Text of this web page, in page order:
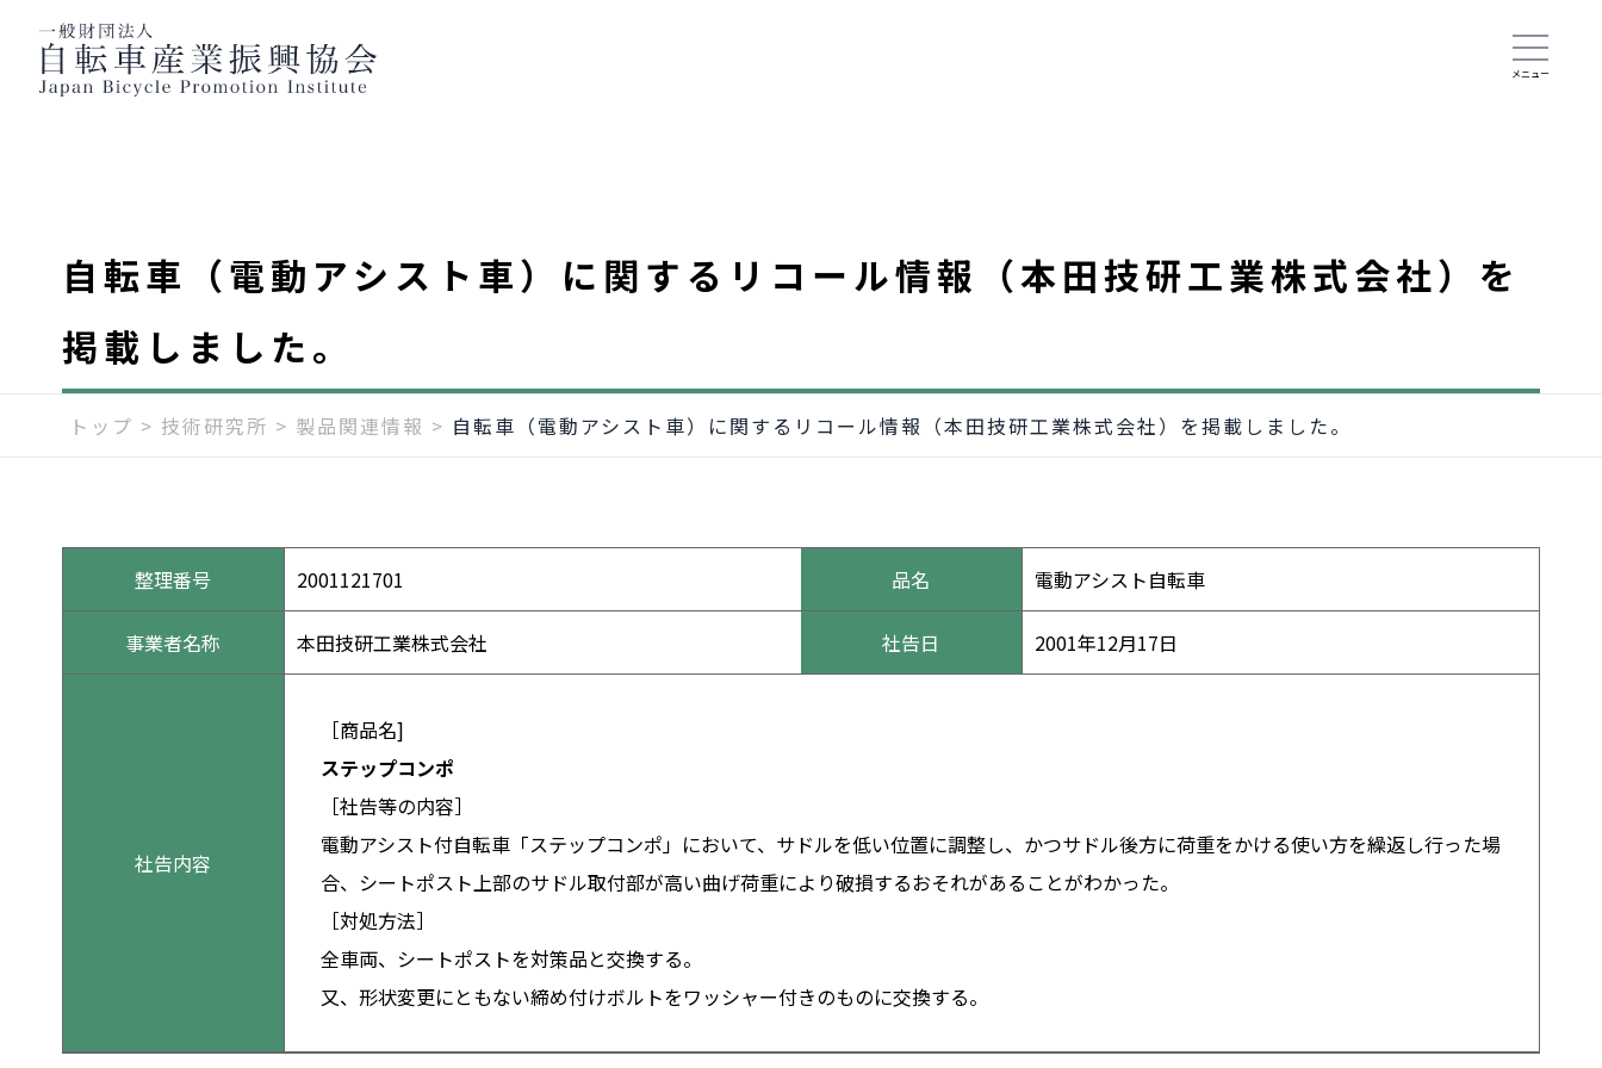
自転車（電動アシスト車）に関するリコール情報（本田技研工業株式会社）を
掲載しました。
トップ > 技術研究所 > 製品関連情報 > 自転車（電動アシスト車）に関するリコール情報（本田技研工業株式会社）を掲載しました。
整理番号 2001121701 品名 電動アシスト自転車
事業者名称 本田技研工業株式会社 社告日 2001年12月17日
社告内容
［商品名]
ステップコンポ
［社告等の内容］
電動アシスト付自転車「ステップコンポ」において、サドルを低い位置に調整し、かつサドル後方に荷重をかける使い方を繰返し行った場
合、シートポスト上部のサドル取付部が高い曲げ荷重により破損するおそれがあることがわかった。
［対処方法］
全車両、シートポストを対策品と交換する。
又、形状変更にともない締め付けボルトをワッシャー付きのものに交換する。